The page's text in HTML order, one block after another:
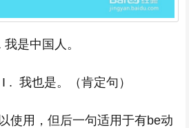
是中国人。
. 我也是。（肯定句）
使用，但后一句适用于有be动